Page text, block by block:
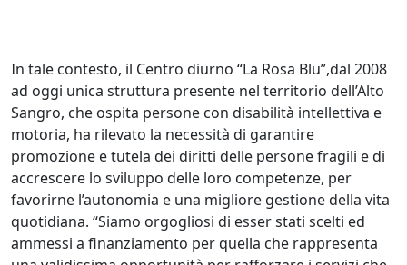
In tale contesto, il Centro diurno “La Rosa Blu”,dal 2008
ad oggi unica struttura presente nel territorio dell’Alto
Sangro, che ospita persone con disabilità intellettiva e
motoria, ha rilevato la necessità di garantire
promozione e tutela dei diritti delle persone fragili e di
accrescere lo sviluppo delle loro competenze, per
favorirne l’autonomia e una migliore gestione della vita
quotidiana. “Siamo orgogliosi di esser stati scelti ed
ammessi a finanziamento per quella che rappresenta